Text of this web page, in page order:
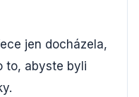
jen docházela,
to, abyste byli